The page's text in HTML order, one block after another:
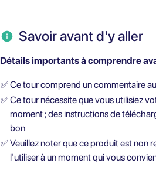
Savoir avant d'y aller
Détails importants à comprendre
✅Ce tour comprend un commentaire
✅Ce tour nécessite que vous utilisiez
moment ; des instructions de
bon
✅Veuillez noter que ce produit est non
l'utiliser à un moment qui vous